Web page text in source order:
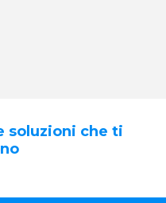
soluzioni che ti